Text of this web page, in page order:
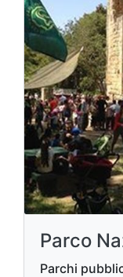
Parco
Parchi